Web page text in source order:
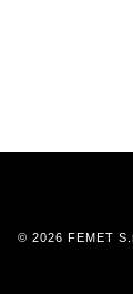
© 2026 FEMET